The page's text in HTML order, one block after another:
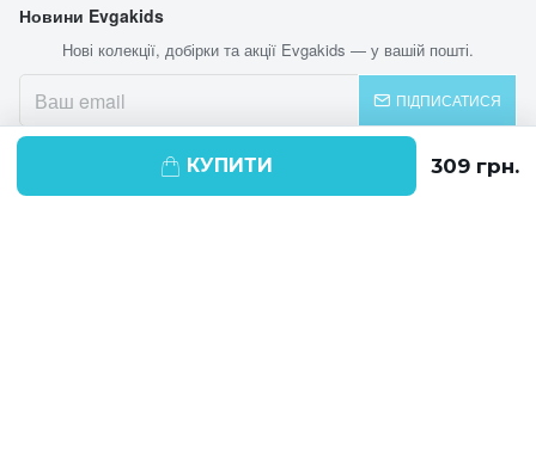
КУПИТИ
Новини Evgakids
Нові колекції, добірки та акції Evgakids — у вашій пошті.
ПІДПИСАТИСЯ